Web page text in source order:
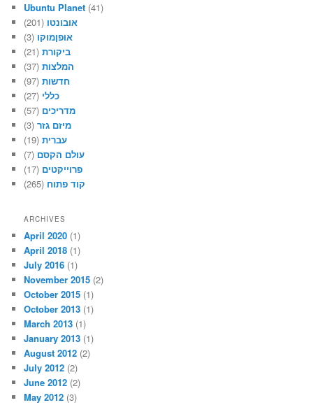
Ubuntu Planet (41)
אובונטו (201)
אופןמוקו (3)
ביקורת(21)
המלצות(37)
חדשות(97)
כללי (27)
מדריכים (57)
מיזם גזר(3)
עברית(19)
עולם הקסם (7)
פרוייקטים (17)
קוד פתוח (265)
ARCHIVES
April 2020 (1)
April 2018 (1)
July 2016 (1)
November 2015 (2)
October 2015 (1)
October 2013 (1)
March 2013 (1)
January 2013 (1)
August 2012 (2)
July 2012 (2)
June 2012 (2)
May 2012 (3)